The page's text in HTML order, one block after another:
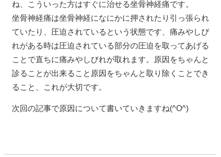
ね、こういった方はすぐに治せる坐骨神経痛です。
坐骨神経痛は坐骨神経になにかに押されたり引っ張られ
ていたり、圧迫されているという状態です、痛みやしび
れがある時は圧迫されている部分の圧迫を取ってあげる
ことで直ちに痛みやしびれが取れます。原因をちゃんと
診ることが出来ること原因をちゃんと取り除くことでき
ること、これが大切です。
次回の記事で原因について書いていきますね(^O^)